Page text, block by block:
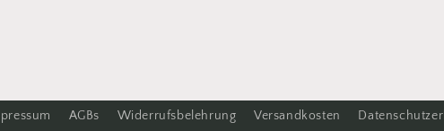
AGBs Widerrufsbelehrung Versandkosten